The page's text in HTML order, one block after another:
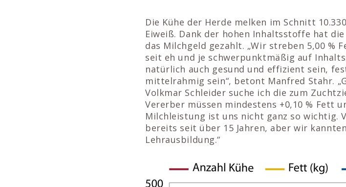
Die Kühe der Herde melken im Schnitt
Eiweiß. Dank der hohen Inhaltsstoffe hat
das Milchgeld gezahlt. „Wir streben 5,00 %
seit eh und je schwerpunktmäßig auf
natürlich auch gesund und effizient sein,
mittelrahmig sein“, betont Manfred Stahr.
Volkmar Schleider suche ich die zum
Vererber müssen mindestens +0,10 % Fett
Milchleistung ist uns nicht ganz so wichtig.
bereits seit über 15 Jahren, aber wir
Lehrausbildung.“